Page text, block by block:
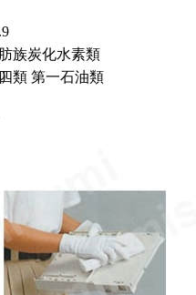
族炭化水素類
類 第一石油類